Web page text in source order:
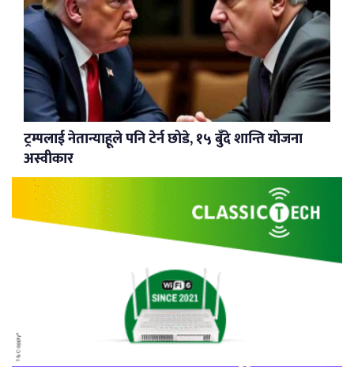
ट्रम्पलाई नेतान्याहूले पनि टेर्न छोडे, १५ बुँदे शान्ति योजना
अस्वीकार